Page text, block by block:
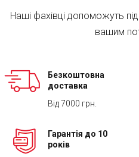
Наші фахівці допоможуть
вашим
Безкоштовна
доставка
Від 7000 грн.
Гарантія до 10
років